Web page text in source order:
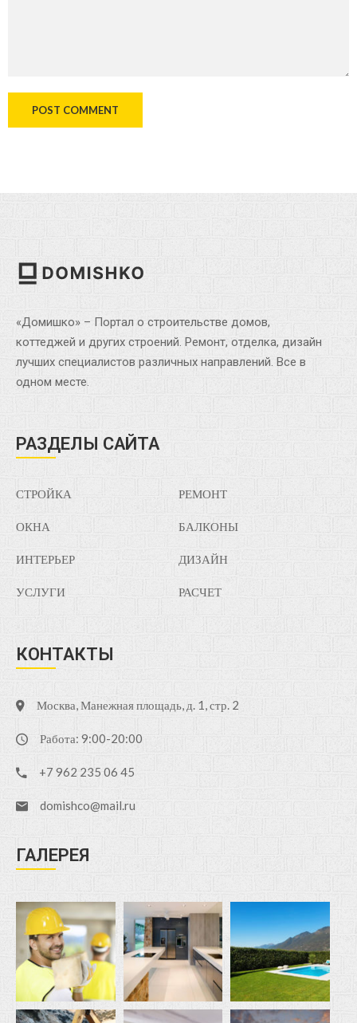
«Домишко» – Портал о строительстве домов,
коттеджей и других строений. Ремонт, отделка, дизайн
лучших специалистов различных направлений. Все в
одном месте.
РАЗДЕЛЫ САЙТА
СТРОЙКА
ОКНА
ИНТЕРЬЕР
УСЛУГИ
РЕМОНТ
БАЛКОНЫ
ДИЗАЙН
РАСЧЕТ
КОНТАКТЫ
Москва, Манежная площадь, д. 1, стр. 2
Работа: 9:00-20:00
+7 962 235 06 45
domishco@mail.ru
ГАЛЕРЕЯ